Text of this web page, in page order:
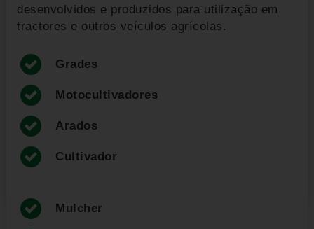
desenvolvidos e produzidos para utilização em
tractores e outros veículos agrícolas.
Grades
Motocultivadores
Arados
Cultivador
Mulcher